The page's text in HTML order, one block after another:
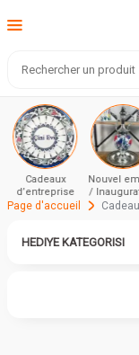
Cadeaux
d’entreprise
Nouvel
/
et
Page d'accueil
HEDIYE KATEGORISI